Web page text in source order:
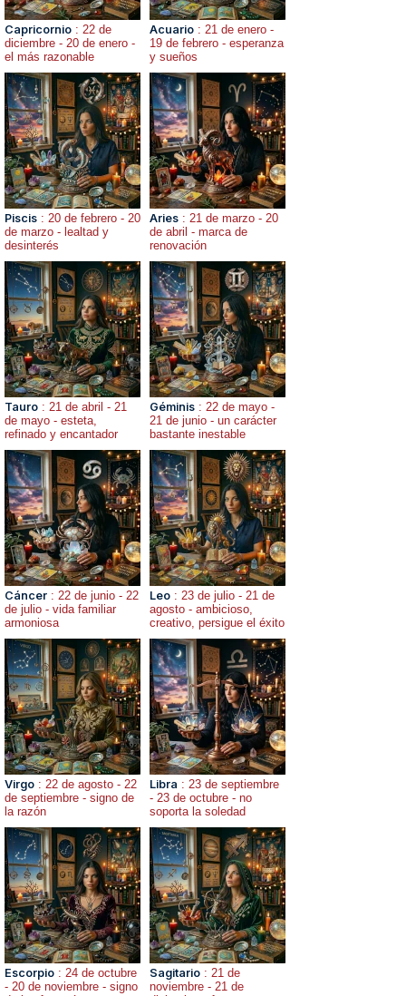
Capricornio : 22 de
diciembre - 20 de enero -
el más razonable
Acuario : 21 de enero -
19 de febrero - esperanza
y sueños
Piscis : 20 de febrero - 20
de marzo - lealtad y
desinterés
Aries : 21 de marzo - 20
de abril - marca de
renovación
Tauro : 21 de abril - 21
de mayo - esteta,
refinado y encantador
Géminis : 22 de mayo -
21 de junio - un carácter
bastante inestable
Cáncer : 22 de junio - 22
de julio - vida familiar
armoniosa
Leo : 23 de julio - 21 de
agosto - ambicioso,
creativo, persigue el éxito
Virgo : 22 de agosto - 22
de septiembre - signo de
la razón
Libra : 23 de septiembre
- 23 de octubre - no
soporta la soledad
Escorpio : 24 de octubre
- 20 de noviembre - signo
Sagitario : 21 de
noviembre - 21 de